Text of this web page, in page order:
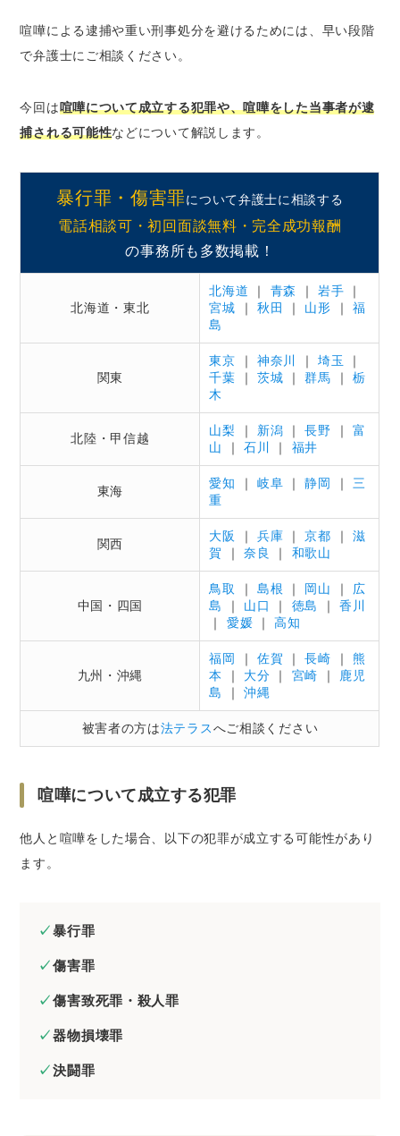
「積極的加害行為」がある場合は、過剰防衛
にも当たらない（通常の犯罪）
喧嘩で逮捕された場合の手続き
逮捕による身柄拘束｜最長72時間
勾留による身柄拘束｜最長20日間
検察官による起訴・不起訴の判断
起訴後勾留・公判手続き
喧嘩で警察に呼び出された（逮捕された）場合
被疑者には黙秘権がある｜供述する内容は慎
重に検討すべき
相手方との示談が成立すると、重い処分を回
早期に弁護士のアドバイスを求めるべき
喧嘩の刑事弁護を依頼する際の弁護士費用
相談料の目安
着手金の目安
喧嘩の刑事弁護を依頼する弁護士を探すなら
喧嘩による逮捕や重い刑事処分を避けるためには、早い段階
で弁護士にご相談ください。
今回は喧嘩について成立する犯罪や、喧嘩をした当事者が逮
捕される可能性などについて解説します。
暴行罪・傷害罪について弁護士に相談する
電話相談可・初回面談無料・完全成功報酬
の事務所も多数掲載！
北海道・東北
北海道 ｜ 青森 ｜岩手 ｜
宮城 ｜ 秋田 ｜ 山形 ｜ 福
島
関東
東京 ｜ 神奈川 ｜埼玉
｜
千葉 ｜ 茨城 ｜群馬 ｜ 栃
木
北陸・甲信越
山梨 ｜ 新潟 ｜長野 ｜ 富
山
｜石川 ｜ 福井
東海
愛知 ｜ 岐阜 ｜静岡 ｜ 三
重
関西
大阪 ｜ 兵庫 ｜京都 ｜ 滋
賀
｜奈良 ｜ 和歌山
中国・四国
鳥取 ｜ 島根 ｜ 岡山 ｜ 広
島
｜ 山口 ｜ 徳島 ｜香川
｜ 愛媛 ｜高知
九州・沖縄
福岡 ｜ 佐賀 ｜長崎 ｜ 熊
本
｜ 大分 ｜ 宮崎 ｜
鹿児
島
｜沖縄
被害者の方は法テラスへご相談ください
喧嘩について成立する犯罪
他人と喧嘩をした場合、以下の犯罪が成立する可能性があり
ます。
暴行罪
傷害罪
傷害致死罪・殺人罪
器物損壊罪
決闘罪